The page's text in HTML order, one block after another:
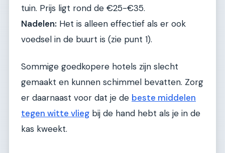
tuin. Prijs ligt rond de €25-€35.
Nadelen: Het is alleen effectief als er ook
voedsel in de buurt is (zie punt 1).
Sommige goedkopere hotels zijn slecht
gemaakt en kunnen schimmel bevatten. Zorg
er daarnaast voor dat je de beste middelen
tegen witte vlieg bij de hand hebt als je in de
kas kweekt.